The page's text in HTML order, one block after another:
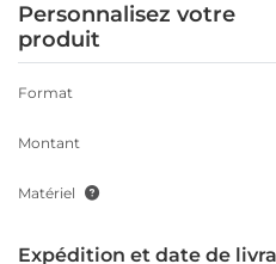
Personnalisez votre
produit
Format
Montant
Matériel
Expédition et date de